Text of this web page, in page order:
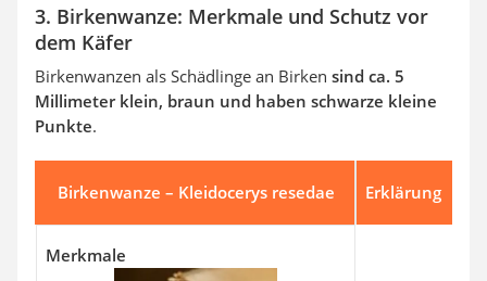
3. Birkenwanze: Merkmale und Schutz vor
dem Käfer
Birkenwanzen als Schädlinge an Birken sind ca. 5
Millimeter klein, braun und haben schwarze kleine
Punkte.
Birkenwanze – Kleidocerys resedae Erklärung
Merkmale